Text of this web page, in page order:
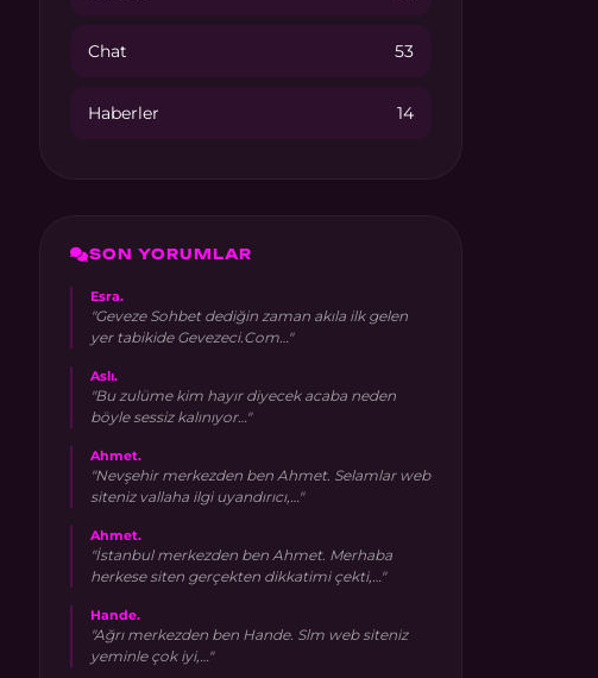
Chat 53
Haberler 14
SON YORUMLAR
Esra.
"Geveze Sohbet dediğin zaman akıla ilk gelen
yer tabikide Gevezeci.Com…"
Aslı.
"Bu zulüme kim hayır diyecek acaba neden
böyle sessiz kalınıyor…"
Ahmet.
"Nevşehir merkezden ben Ahmet. Selamlar web
siteniz vallaha ilgi uyandırıcı,…"
Ahmet.
"İstanbul merkezden ben Ahmet. Merhaba
herkese siten gerçekten dikkatimi çekti,…"
Hande.
"Ağrı merkezden ben Hande. Slm web siteniz
yeminle çok iyi,…"